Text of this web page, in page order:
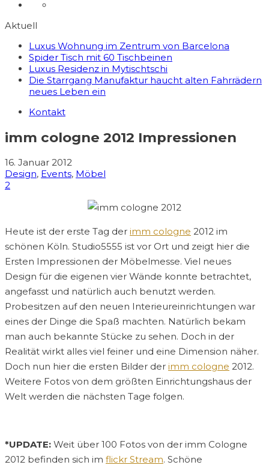
Aktuell
Luxus Wohnung im Zentrum von Barcelona
Spider Tisch mit 60 Tischbeinen
Luxus Residenz in Mytischtschi
Die Starrgang Manufaktur haucht alten Fahrrädern
neues Leben ein
Kontakt
imm cologne 2012 Impressionen
16. Januar 2012
Design, Events, Möbel
2
Heute ist der erste Tag der imm cologne 2012 im
schönen Köln. Studio5555 ist vor Ort und zeigt hier die
Ersten Impressionen der Möbelmesse. Viel neues
Design für die eigenen vier Wände konnte betrachtet,
angefasst und natürlich auch benutzt werden.
Probesitzen auf den neuen Interieureinrichtungen war
eines der Dinge die Spaß machten. Natürlich bekam
man auch bekannte Stücke zu sehen. Doch in der
Realität wirkt alles viel feiner und eine Dimension näher.
Doch nun hier die ersten Bilder der imm cologne 2012.
Weitere Fotos von dem größten Einrichtungshaus der
Welt werden die nächsten Tage folgen.
*UPDATE: Weit über 100 Fotos von der imm Cologne
2012 befinden sich im flickr Stream. Schöne